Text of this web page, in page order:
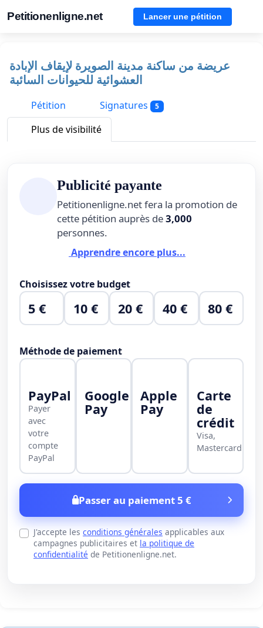
Petitionenligne.net Lancer une pétition
عريضة من ساكنة مدينة الصويرة لإيقاف الإبادة
العشوائية للحيوانات السائبة
Pétition
Signatures 5
Plus de visibilité
Publicité payante
Petitionenligne.net fera la promotion de
cette pétition auprès de3,000
personnes.
Apprendre encore plus...
Choisissez votre budget
5 € 10 € 20 € 40 € 80 €
Méthode de paiement
PayPal
Payer
avec
votre
compte
PayPal
Google
Pay
Apple
Pay
Carte
de
crédit
Visa,
Mastercard
Passer au paiement 5 €
J'accepte les conditions générales applicables aux
campagnes publicitaires et la politique de
confidentialité de Petitionenligne.net.